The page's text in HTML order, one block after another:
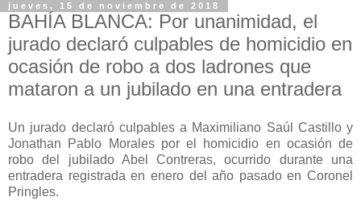
jueves, 15 de noviembre de 2018
BAHÍA BLANCA: Por unanimidad, el
jurado declaró culpables de homicidio en
ocasión de robo a dos ladrones que
mataron a un jubilado en una entradera
Un jurado declaró culpables a Maximiliano Saúl Castillo y
Jonathan Pablo Morales por el homicidio en ocasión de
robo del jubilado Abel Contreras, ocurrido durante una
entradera registrada en enero del año pasado en Coronel
Pringles.